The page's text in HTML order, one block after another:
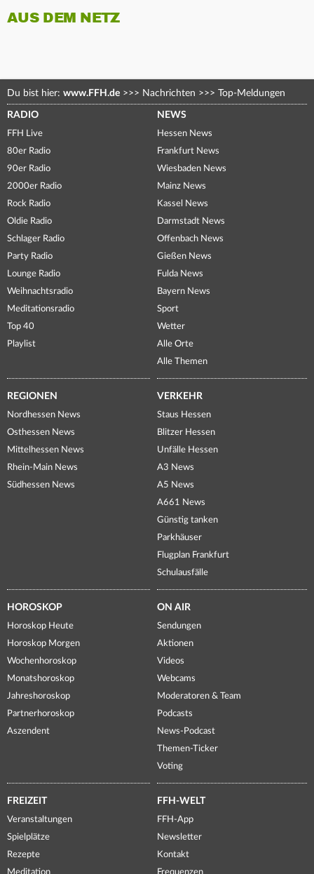
AUS DEM NETZ
Du bist hier: www.FFH.de >>> Nachrichten >>> Top-Meldungen
RADIO
FFH Live
80er Radio
90er Radio
2000er Radio
Rock Radio
Oldie Radio
Schlager Radio
Party Radio
Lounge Radio
Weihnachtsradio
Meditationsradio
Top 40
Playlist
NEWS
Hessen News
Frankfurt News
Wiesbaden News
Mainz News
Kassel News
Darmstadt News
Offenbach News
Gießen News
Fulda News
Bayern News
Sport
Wetter
Alle Orte
Alle Themen
REGIONEN
Nordhessen News
Osthessen News
Mittelhessen News
Rhein-Main News
Südhessen News
VERKEHR
Staus Hessen
Blitzer Hessen
Unfälle Hessen
A3 News
A5 News
A661 News
Günstig tanken
Parkhäuser
Flugplan Frankfurt
Schulausfälle
HOROSKOP
Horoskop Heute
Horoskop Morgen
Wochenhoroskop
Monatshoroskop
Jahreshoroskop
Partnerhoroskop
Aszendent
ON AIR
Sendungen
Aktionen
Videos
Webcams
Moderatoren & Team
Podcasts
News-Podcast
Themen-Ticker
Voting
FREIZEIT
Veranstaltungen
Spielplätze
Rezepte
FFH-WELT
FFH-App
Newsletter
Kontakt